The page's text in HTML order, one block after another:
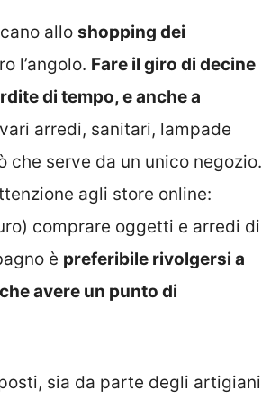
allo shopping dei
l’angolo. Fare il giro di decine
di tempo, e anche a
arredi, sanitari, lampade
serve da un unico negozio.
agli store online:
comprare oggetti e arredi di
è preferibile rivolgersi a
avere un punto di
sia da parte degli artigiani